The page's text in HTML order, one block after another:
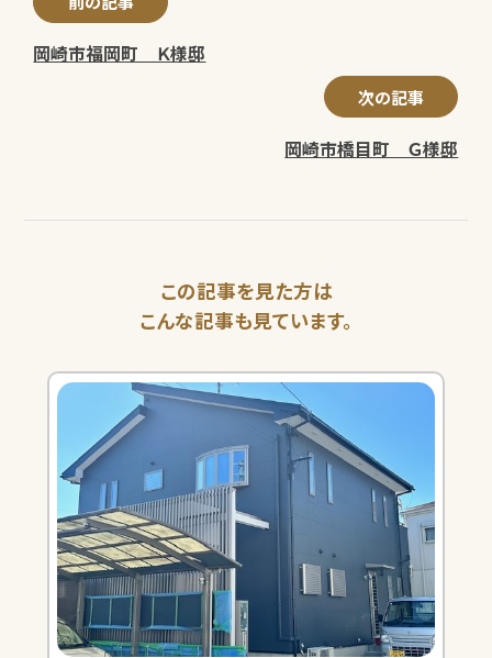
岡崎市福岡町 Ｋ様邸
次の記事
岡崎市橋目町 Ｇ様邸
この記事を見た方は
こんな記事も見ています。